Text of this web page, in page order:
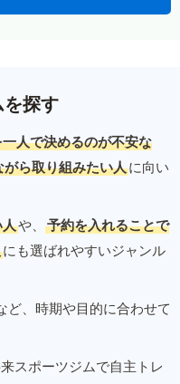
探す
人で決めるのが不安な
ら取り組みたい人に向い
や、
予約を入れることで
にも選ばれやすいジャンル
ど、時期や目的に合わせて
スポーツジムで自主トレ